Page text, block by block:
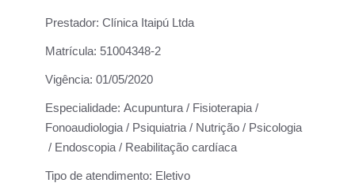
Prestador: Clínica Itaipú Ltda
Matrícula: 51004348-2
Vigência: 01/05/2020
Especialidade: Acupuntura / Fisioterapia /
Fonoaudiologia / Psiquiatria / Nutrição / Psicologia
/ Endoscopia / Reabilitação cardíaca
Tipo de atendimento: Eletivo